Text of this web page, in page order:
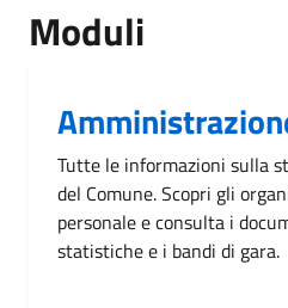
Moduli
Tutte le informazioni sulla
del Comune. Scopri gli
personale e consulta i
statistiche e i bandi di gara.